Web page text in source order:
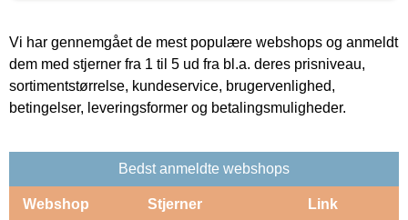
Vi har gennemgået de mest populære webshops og anmeldt
dem med stjerner fra 1 til 5 ud fra bl.a. deres prisniveau,
sortimentstørrelse, kundeservice, brugervenlighed,
betingelser, leveringsformer og betalingsmuligheder.
Bedst anmeldte webshops
Webshop Stjerner Link